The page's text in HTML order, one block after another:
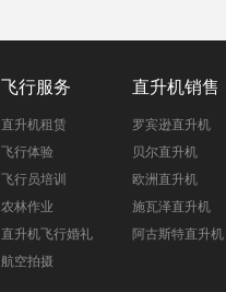
飞行服务
直升机租赁
飞行体验
飞行员培训
农林作业
直升机飞行婚礼
航空拍摄
直升机销售
罗宾逊直升机
贝尔直升机
欧洲直升机
施瓦泽直升机
阿古斯特直升机